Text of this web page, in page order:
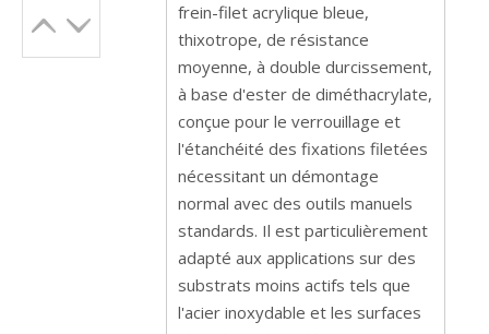
frein-filet acrylique bleue,
thixotrope, de résistance
moyenne, à double durcissement,
à base d'ester de diméthacrylate,
conçue pour le verrouillage et
l'étanchéité des fixations filetées
nécessitant un démontage
normal avec des outils manuels
standards. Il est particulièrement
adapté aux applications sur des
substrats moins actifs tels que
l'acier inoxydable et les surfaces